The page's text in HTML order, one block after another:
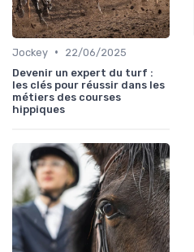
Jockey •
22/06/2025
Devenir un expert du turf :
les clés pour réussir dans les
métiers des courses
hippiques